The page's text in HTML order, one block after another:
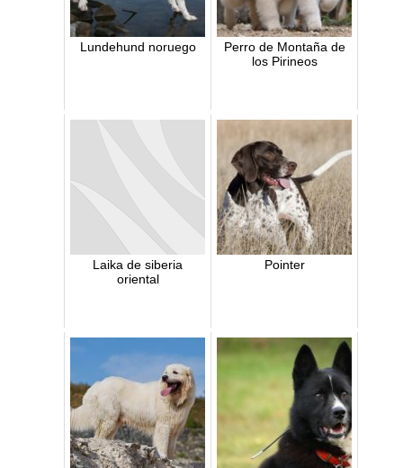
Lundehund noruego
Perro de Montaña de
los Pirineos
Laika de siberia
oriental
Pointer